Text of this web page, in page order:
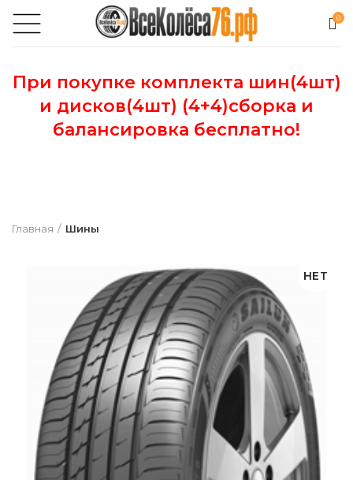
0
При покупке комплекта шин(4шт)
и дисков(4шт) (4+4)сборка и
балансировка бесплатно!
Главная Шины
НЕТ